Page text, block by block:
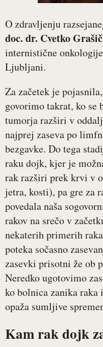
O zdravljenju
doc. dr. Cvetko
internistične
Ljubljani.
Za začetek je
govorimo takrat, ko se
tumorja razširi v
najprej zaseva po
bezgavke. Do tega
raku dojk, kjer je
rak razširi prek krvi v
jetra, kosti), pa gre za
povedala naša
rakov na srečo v
nekaterih primerih
poteka sočasno
zasevki prisotni že ob
Neredko ugotovimo
ko bolnica zanika raka
opaža sumljive
Kam rak dojk